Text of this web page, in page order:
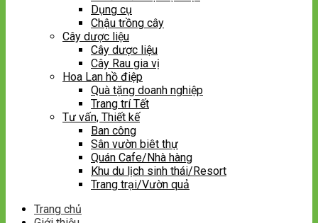
Dụng cụ
Chậu trồng cây
Cây dược liệu
Cây dược liệu
Cây Rau gia vị
Hoa Lan hồ điệp
Quà tặng doanh nghiệp
Trang trí Tết
Tư vấn, Thiết kế
Ban công
Sân vườn biêt thự
Quán Cafe/Nhà hàng
Khu du lịch sinh thái/Resort
Trang trại/Vườn quả
Trang chủ